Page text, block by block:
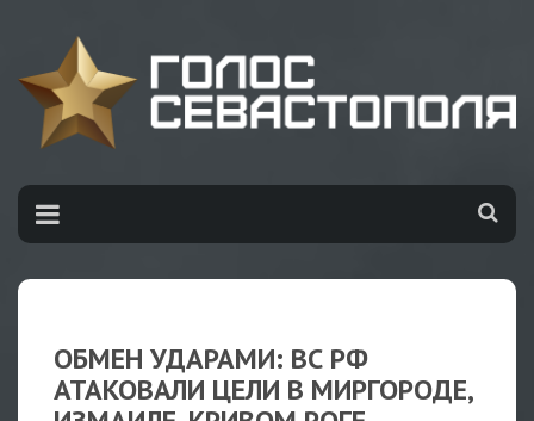
ОБМЕН УДАРАМИ: ВС РФ
АТАКОВАЛИ ЦЕЛИ В МИРГОРОДЕ,